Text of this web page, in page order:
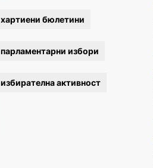
хартиени бюлетини
парламентарни избори
избирателна активност